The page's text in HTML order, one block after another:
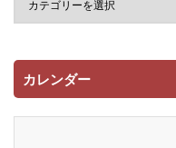
カレンダー